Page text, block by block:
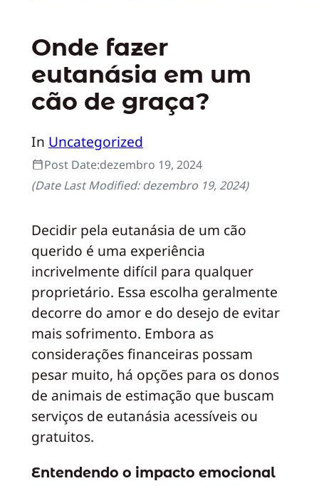
Onde fazer
eutanásia em um
cão de graça?
In Uncategorized
Post Date:dezembro 19, 2024
(Date Last Modified:dezembro 19, 2024)
Decidir pela eutanásia de um cão
querido é uma experiência
incrivelmente difícil para qualquer
proprietário. Essa escolha geralmente
decorre do amor e do desejo de evitar
mais sofrimento. Embora as
considerações financeiras possam
pesar muito, há opções para os donos
de animais de estimação que buscam
serviços de eutanásia acessíveis ou
gratuitos.
Entendendo o impacto emocional